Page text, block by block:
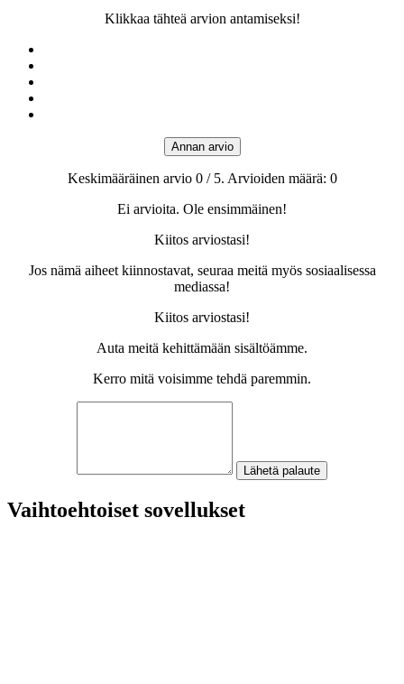
Klikkaa tähteä arvion antamiseksi!
Annan arvio
Keskimääräinen arvio 0/ 5. Arvioiden määrä: 0
Ei arvioita. Ole ensimmäinen!
Kiitos arviostasi!
Jos nämä aiheet kiinnostavat, seuraa meitä myös sosiaalisessa
mediassa!
Kiitos arviostasi!
Auta meitä kehittämään sisältöämme.
Kerro mitä voisimme tehdä paremmin.
Lähetä palaute
Vaihtoehtoiset sovellukset